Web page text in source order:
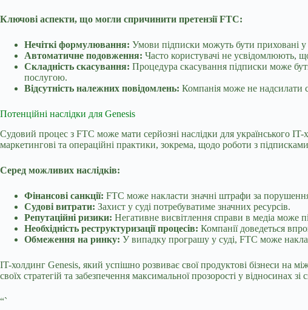
Ключові аспекти, що могли спричинити претензії FTC:
Нечіткі формулювання: Умови підписки можуть бути приховані у
Автоматичне подовження: Часто користувачі не усвідомлюють,
Складність скасування: Процедура скасування підписки може
послугою.
Відсутність належних повідомлень: Компанія може не надсилати
Потенційні наслідки для Genesis
Судовий процес з FTC може мати серйозні наслідки для українського
маркетингові та операційні практики, зокрема, щодо роботи з
Серед можливих наслідків:
Фінансові санкції: FTC може накласти значні штрафи за
Судові витрати: Захист у суді потребуватиме значних ресурсів.
Репутаційні ризики: Негативне висвітлення справи в медіа може
Необхідність реструктуризації процесів: Компанії доведеться
Обмеження на ринку: У випадку програшу у суді, FTC може
IT-холдинг Genesis, який успішно розвиває свої продуктові бізнеси на
своїх стратегій та забезпечення максимальної прозорості у
“`